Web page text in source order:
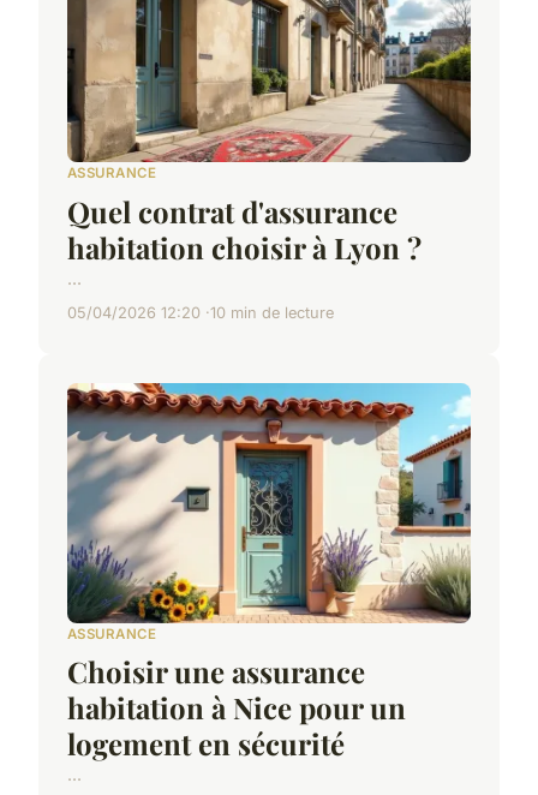
ASSURANCE
Quel contrat d'assurance
habitation choisir à Lyon ?
...
05/04/2026 12:20 10 min de lecture
ASSURANCE
Choisir une assurance
habitation à Nice pour un
logement en sécurité
...